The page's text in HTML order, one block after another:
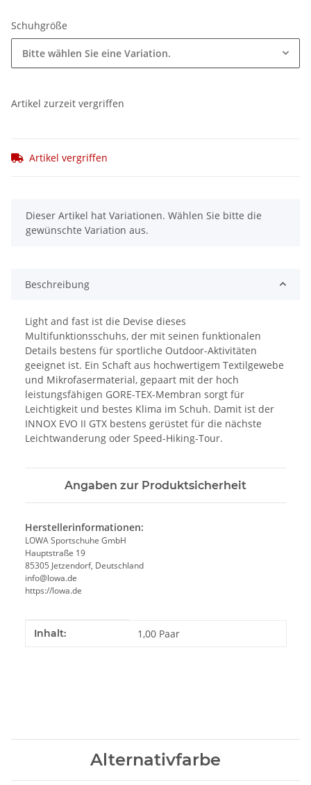
Schuhgröße
Bitte wählen Sie eine Variation.
Artikel zurzeit vergriffen
Artikel vergriffen
x
Dieser Artikel hat Variationen. Wählen Sie bitte die
gewünschte Variation aus.
Beschreibung
Light and fast ist die Devise dieses
Multifunktionsschuhs, der mit seinen funktionalen
Details bestens für sportliche Outdoor-Aktivitäten
geeignet ist. Ein Schaft aus hochwertigem Textilgewebe
und Mikrofasermaterial, gepaart mit der hoch
leistungsfähigen GORE-TEX-Membran sorgt für
Leichtigkeit und bestes Klima im Schuh. Damit ist der
INNOX EVO II GTX bestens gerüstet für die nächste
Leichtwanderung oder Speed-Hiking-Tour.
Angaben zur Produktsicherheit
Herstellerinformationen:
LOWA Sportschuhe GmbH
Hauptstraße 19
85305 Jetzendorf, Deutschland
info@lowa.de
https://lowa.de
Produkteigenschaft
Wert
Inhalt: 1,00 Paar
Alternativfarbe